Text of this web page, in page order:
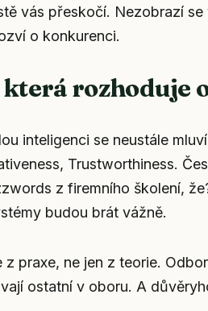
vás přeskočí. Nezobrazí
o konkurenci.
rozhoduje
inteligenci se neustále
Trustworthiness.
z firemního školení,
budou brát vážně.
z praxe, ne jen z teorie.
ostatní v oboru. A